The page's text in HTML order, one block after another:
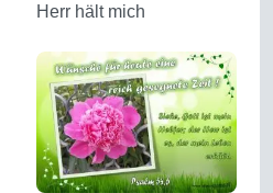
Herr hält mich